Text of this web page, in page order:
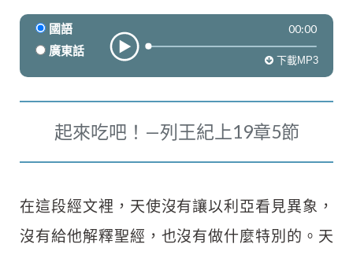
國語
廣東話
00:00
下載MP3
起來吃吧！—列王紀上19章5節
在這段經文裡，天使沒有讓以利亞看見異象，
沒有給他解釋聖經，也沒有做什麼特別的。天